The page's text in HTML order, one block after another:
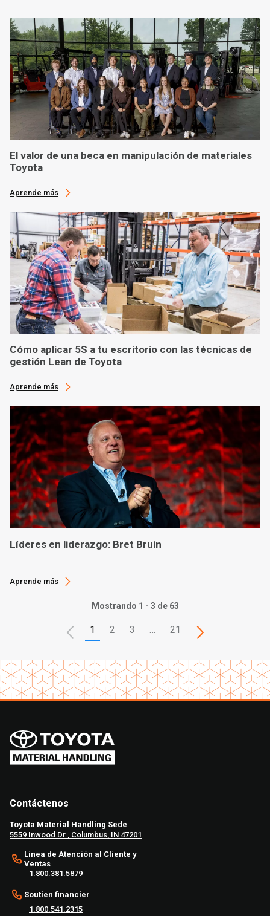
El valor de una beca en manipulación de materiales
Toyota
Aprende más
Cómo aplicar 5S a tu escritorio con las técnicas de
gestión Lean de Toyota
Aprende más
Líderes en liderazgo: Bret Bruin
Aprende más
Mostrando 1 - 3 de 63
1 2 3 21
Contáctenos
Toyota Material Handling Sede
5559 Inwood Dr., Columbus, IN 47201
Línea de Atención al Cliente y
Ventas
1.800.381.5879
Soutien financier
1.800.541.2315